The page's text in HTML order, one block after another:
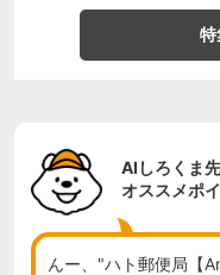
特
AIしろくま
オススメポ
んー、"ハト郵便局【